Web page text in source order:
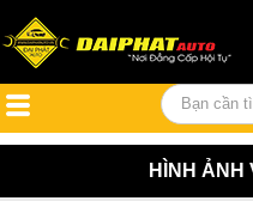
HÌNH ẢNH